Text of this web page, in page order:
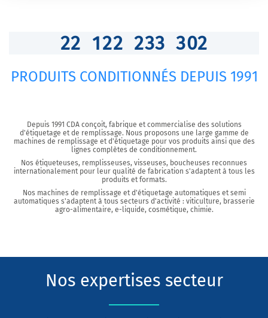
22 122 233 329
PRODUITS CONDITIONNÉS DEPUIS 1991
Depuis 1991 CDA conçoit, fabrique et commercialise des solutions
d'étiquetage et de remplissage. Nous proposons une large gamme de
machines de remplissage et d'étiquetage pour vos produits ainsi que des
lignes complètes de conditionnement.
Nos étiqueteuses, remplisseuses, visseuses, boucheuses reconnues
internationalement pour leur qualité de fabrication s'adaptent à tous les
produits et formats.
Nos machines de remplissage et d'étiquetage automatiques et semi
automatiques s'adaptent à tous secteurs d'activité : viticulture, brasserie
agro-alimentaire, e-liquide, cosmétique, chimie.
Nos expertises secteur